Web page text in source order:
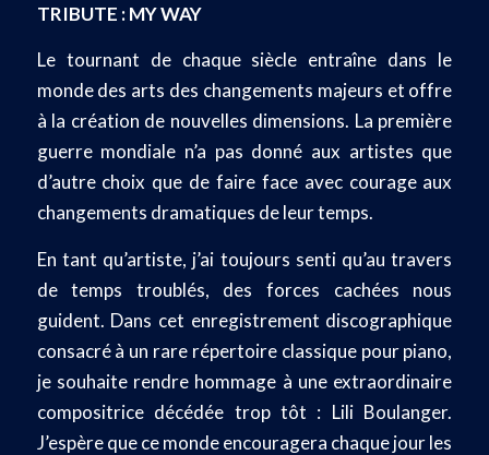
TRIBUTE : MY WAY
Le tournant de chaque siècle entraîne dans le
monde des arts des changements majeurs et offre
à la création de nouvelles dimensions. La première
guerre mondiale n’a pas donné aux artistes que
d’autre choix que de faire face avec courage aux
changements dramatiques de leur temps.
En tant qu’artiste, j’ai toujours senti qu’au travers
de temps troublés, des forces cachées nous
guident. Dans cet enregistrement discographique
consacré à un rare répertoire classique pour piano,
je souhaite rendre hommage à une extraordinaire
compositrice décédée trop tôt : Lili Boulanger.
J’espère que ce monde encouragera chaque jour les